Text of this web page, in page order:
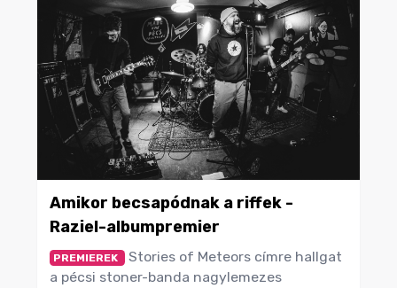
Amikor becsapódnak a riffek -
Raziel-albumpremier
PREMIEREK
Stories of Meteors címre hallgat
a pécsi stoner-banda nagylemezes